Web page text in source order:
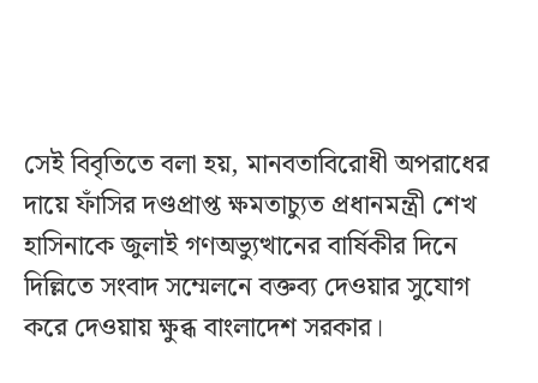
সেই বিবৃতিতে বলা হয়, মানবতাবিরোধী অপরাধের
দায়ে ফাঁসির দণ্ডপ্রাপ্ত ক্ষমতাচ্যুত প্রধানমন্ত্রী শেখ
হাসিনাকে জুলাই গণঅভ্যুত্থানের বার্ষিকীর দিনে
দিল্লিতে সংবাদ সম্মেলনে বক্তব্য দেওয়ার সুযোগ
করে দেওয়ায় ক্ষুব্ধ বাংলাদেশ সরকার।